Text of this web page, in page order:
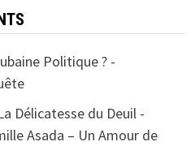
Politique ? -
Délicatesse du Deuil -
Asada – Un Amour de